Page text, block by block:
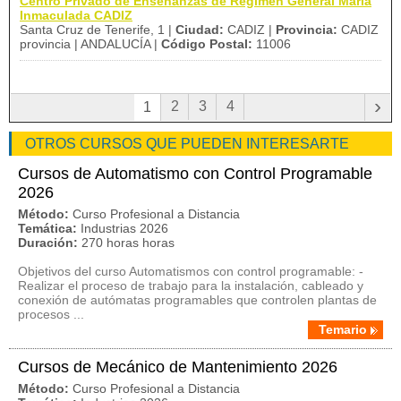
Inmaculada CADIZ
Santa Cruz de Tenerife, 1 | Ciudad: CADIZ | Provincia: CADIZ
provincia | ANDALUCÍA | Código Postal: 11006
1 2 3 4 ›
OTROS CURSOS QUE PUEDEN INTERESARTE
Cursos de Automatismo con Control Programable
2026
Método: Curso Profesional a Distancia
Temática: Industrias 2026
Duración: 270 horas horas
Objetivos del curso Automatismos con control programable: -
Realizar el proceso de trabajo para la instalación, cableado y
conexión de autómatas programables que controlen plantas de
procesos ...
Temario
Cursos de Mecánico de Mantenimiento 2026
Método: Curso Profesional a Distancia